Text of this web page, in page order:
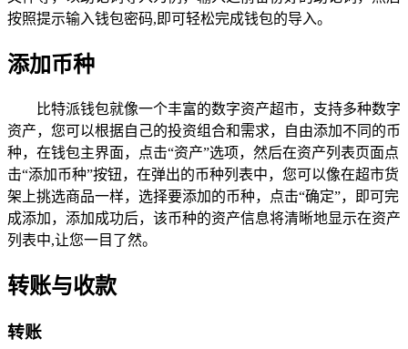
按照提示输入钱包密码,即可轻松完成钱包的导入。
添加币种
比特派钱包就像一个丰富的数字资产超市，支持多种数字
资产，您可以根据自己的投资组合和需求，自由添加不同的币
种，在钱包主界面，点击“资产”选项，然后在资产列表页面点
击“添加币种”按钮，在弹出的币种列表中，您可以像在超市货
架上挑选商品一样，选择要添加的币种，点击“确定”，即可完
成添加，添加成功后，该币种的资产信息将清晰地显示在资产
列表中,让您一目了然。
转账与收款
转账